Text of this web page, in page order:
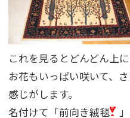
これを見るとどんどん上
お花もいっぱい咲いて、
感じがします。
名付けて「前向き絨毯
」